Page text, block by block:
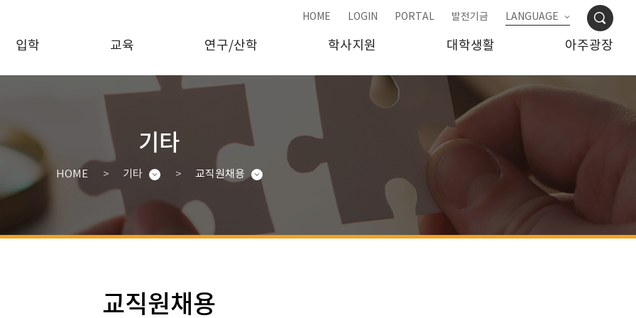
HOME LOGIN PORTAL 발전기금 LANGUAGE
입학 교육 연구/산학 학사지원 대학생활 아주광장
기타
HOME 기타 교직원채용
교직원채용